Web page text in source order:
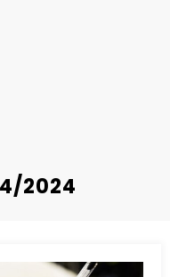
2024